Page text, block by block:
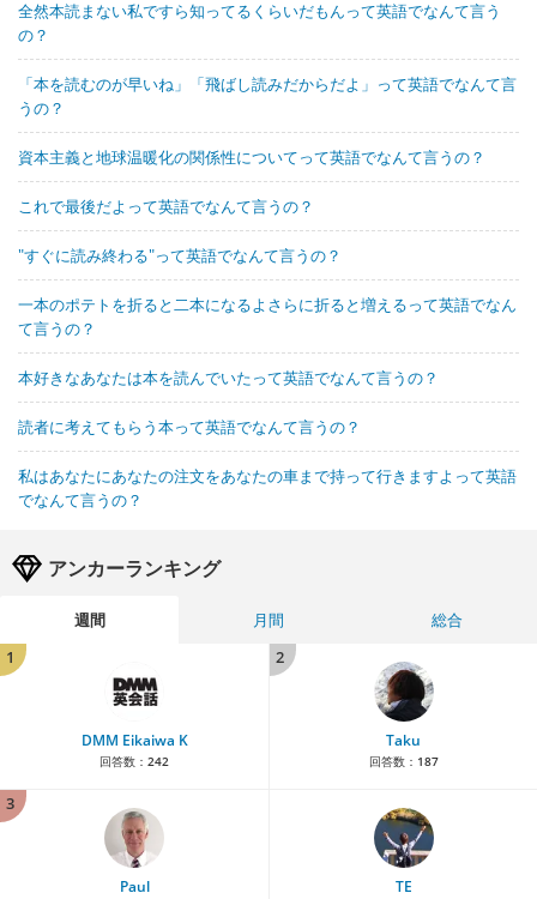
全然本読まない私ですら知ってるくらいだもんって英語でなんて言う
の？
「本を読むのが早いね」「飛ばし読みだからだよ」って英語でなんて言
うの？
資本主義と地球温暖化の関係性についてって英語でなんて言うの？
これで最後だよって英語でなんて言うの？
"すぐに読み終わる"って英語でなんて言うの？
一本のポテトを折ると二本になるよさらに折ると増えるって英語でなん
て言うの？
本好きなあなたは本を読んでいたって英語でなんて言うの？
読者に考えてもらう本って英語でなんて言うの？
私はあなたにあなたの注文をあなたの車まで持って行きますよって英語
でなんて言うの？
アンカーランキング
週間 月間
総合
1
DMM Eikaiwa K
回答数： 242
2
Taku
回答数： 187
3
Paul TE